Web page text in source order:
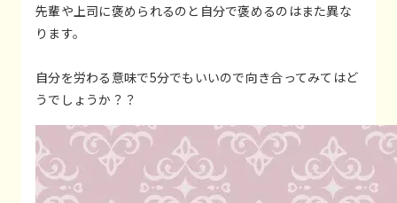
先輩や上司に褒められるのと自分で褒めるのはまた異な
ります。
自分を労わる意味で5分でもいいので向き合ってみてはど
うでしょうか？？